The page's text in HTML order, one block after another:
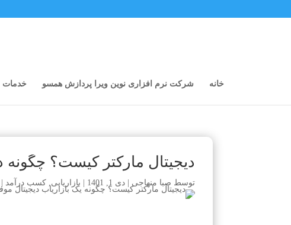
خانه شرکت نرم افزاری نوین ویرا پردازش همسو خدمات
دیجیتال مارکتر کیست؟ چگونه
توسط صبا منهاجی |دی 1, 1401 بازاریابی ,کسب درآمد